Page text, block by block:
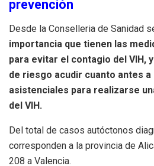
prevención
Desde la Conselleria de Sanidad
importancia que tienen las
para evitar el contagio del VIH,
de riesgo acudir cuanto antes
asistenciales para realizarse
del VIH.
Del total de casos autóctonos
corresponden a la provincia de
208 a Valencia.